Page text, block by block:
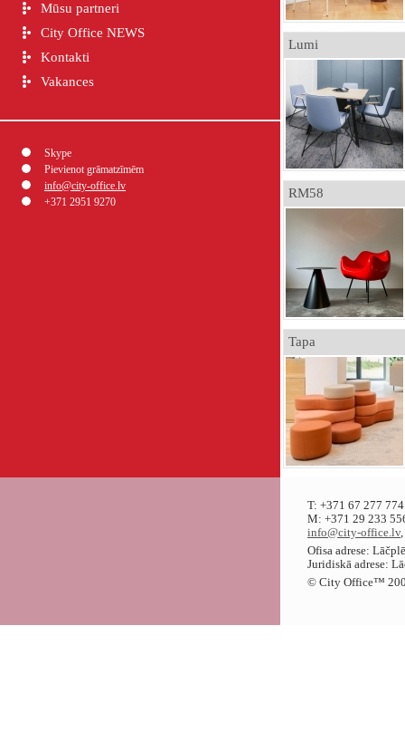
Mūsu partneri
City Office NEWS
Kontakti
Vakances
Skype
Pievienot grāmatzīmēm
info@city-office.lv
+371 2951 9270
Lumi
RM58
Tapa
T: +371 67 277 774
M: +371 29 233
info@city-office.lv,
Ofisa adrese:
Juridiskā adrese:
© City Office™